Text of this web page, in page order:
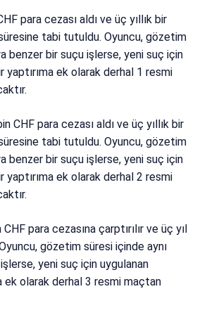
para cezası aldı ve üç yıllık bir
tabi tutuldu. Oyuncu, gözetim
benzer bir suçu işlerse, yeni suç için
yaptırıma ek olarak derhal 1 resmi
CHF para cezası aldı ve üç yıllık bir
tabi tutuldu. Oyuncu, gözetim
benzer bir suçu işlerse, yeni suç için
yaptırıma ek olarak derhal 2 resmi
para cezasına çarptırılır ve üç yıl
gözetim süresi içinde aynı
yeni suç için uygulanan
ek olarak derhal 3 resmi maçtan